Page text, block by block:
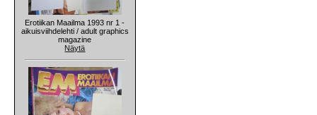
Erotiikan Maailma 1993 nr 1 -
aikuisviihdelehti / adult graphics
magazine
Näytä